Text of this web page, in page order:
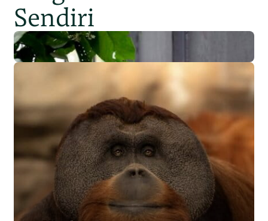
Sendiri
Populasi Orangutan
Sumatera Berkurang 2.700